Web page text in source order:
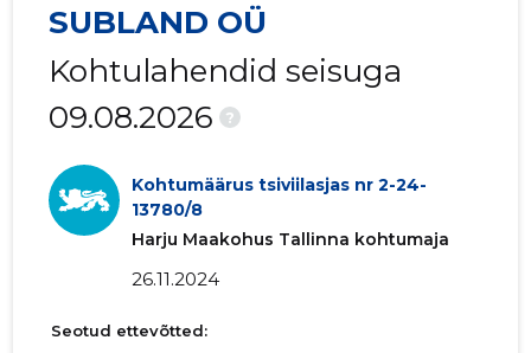
SUBLAND OÜ
Kohtulahendid seisuga
09.08.2026
?
Kohtumäärus tsiviilasjas nr 2-24-
13780/8
Harju Maakohus Tallinna kohtumaja
26.11.2024
Seotud ettevõtted: